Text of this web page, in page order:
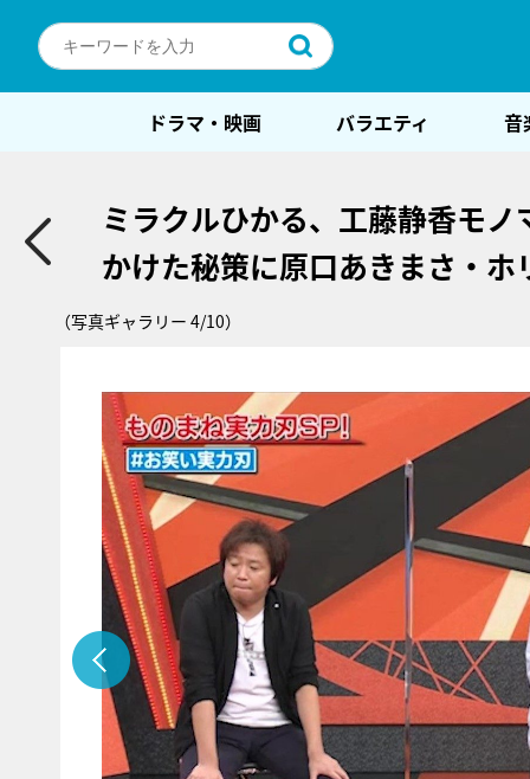
ドラマ・映画 バラエティ 音
ミラクルひかる、工藤静香モ
かけた秘策に原口あきまさ・ホ
（写真ギャラリー 4/10）